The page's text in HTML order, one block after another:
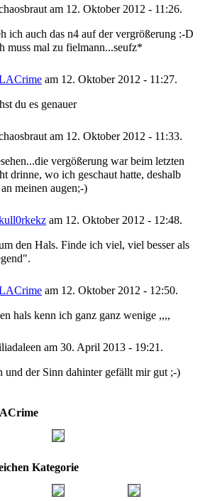
am 12. Oktober 2012 - 11:26.
ich auch das n4 auf der vergrößerung :-D
muss mal zu fielmann...seufz*
am 12. Oktober 2012 - 11:27.
du es genauer
am 12. Oktober 2012 - 11:33.
vergößerung war beim letzten
drinne, wo ich geschaut hatte, deshalb
meinen augen;-)
am 12. Oktober 2012 - 12:48.
den Hals. Finde ich viel, viel besser als
am 12. Oktober 2012 - 12:50.
hals kenn ich ganz ganz wenige ,,,,
am 30. April 2013 - 19:21.
und der Sinn dahinter gefällt mir gut ;-)
Kategorie